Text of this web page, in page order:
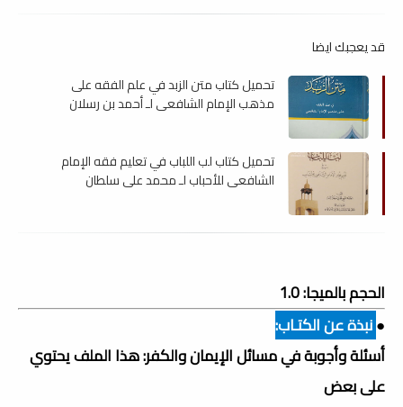
قد يعجبك ايضا
تحميل كتاب متن الزبد في علم الفقه على
مذهب الإمام الشافعي لـ أحمد بن رسلان
تحميل كتاب لب اللباب في تعليم فقه الإمام
الشافعي للأحباب لـ محمد علي سلطان
الحجم بالميجا: 1.0
●نبذة عن الكتـاب:
أسئلة وأجوبة في مسائل الإيمان والكفر: هذا الملف يحتوي
على بعض